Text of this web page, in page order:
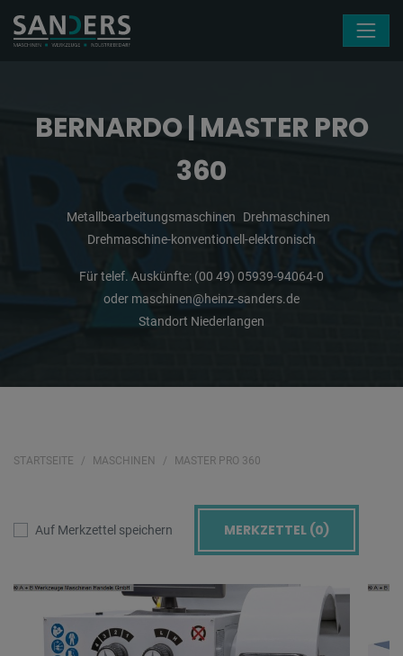
BERNARDO | MASTER PRO
360
Metallbearbeitungsmaschinen
Drehmaschinen
Drehmaschine-konventionell-elektronisch
Für telef. Auskünfte: (00 49) 05939-94064-0
oder maschinen@heinz-sanders.de
Standort Niederlangen
STARTSEITE MASCHINEN MASTER PRO 360
Auf Merkzettel speichern MERKZETTEL (0)